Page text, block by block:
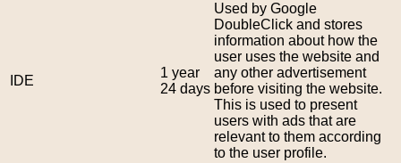
IDE
1 year
24 days
Used by Google
DoubleClick and stores
information about how the
user uses the website and
any other advertisement
before visiting the website.
This is used to present
users with ads that are
relevant to them according
to the user profile.